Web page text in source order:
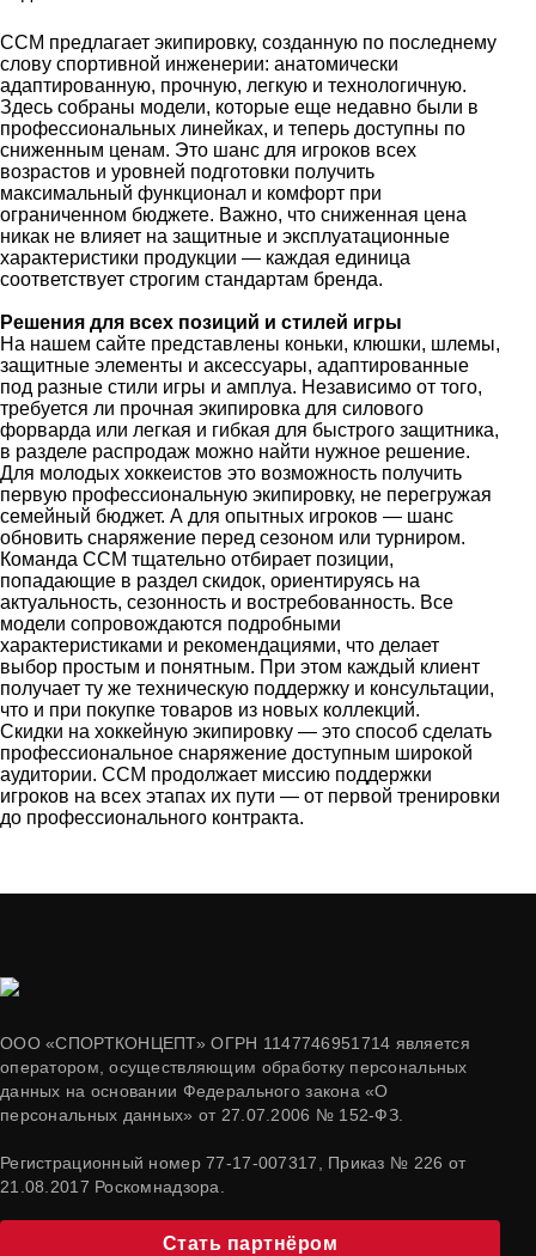
CCM предлагает экипировку, созданную по последнему
слову спортивной инженерии: анатомически
адаптированную, прочную, легкую и технологичную.
Здесь собраны модели, которые еще недавно были в
профессиональных линейках, и теперь доступны по
сниженным ценам. Это шанс для игроков всех
возрастов и уровней подготовки получить
максимальный функционал и комфорт при
ограниченном бюджете. Важно, что сниженная цена
никак не влияет на защитные и эксплуатационные
характеристики продукции — каждая единица
соответствует строгим стандартам бренда.
Решения для всех позиций и стилей игры
На нашем сайте представлены коньки, клюшки, шлемы,
защитные элементы и аксессуары, адаптированные
под разные стили игры и амплуа. Независимо от того,
требуется ли прочная экипировка для силового
форварда или легкая и гибкая для быстрого защитника,
в разделе распродаж можно найти нужное решение.
Для молодых хоккеистов это возможность получить
первую профессиональную экипировку, не перегружая
семейный бюджет. А для опытных игроков — шанс
обновить снаряжение перед сезоном или турниром.
Команда CCM тщательно отбирает позиции,
попадающие в раздел скидок, ориентируясь на
актуальность, сезонность и востребованность. Все
модели сопровождаются подробными
характеристиками и рекомендациями, что делает
выбор простым и понятным. При этом каждый клиент
получает ту же техническую поддержку и консультации,
что и при покупке товаров из новых коллекций.
Скидки на хоккейную экипировку — это способ сделать
профессиональное снаряжение доступным широкой
аудитории. CCM продолжает миссию поддержки
игроков на всех этапах их пути — от первой тренировки
до профессионального контракта.
ООО «СПОРТКОНЦЕПТ» ОГРН 1147746951714 является
оператором, осуществляющим обработку персональных
данных на основании Федерального закона «О
персональных данных» от 27.07.2006 № 152-ФЗ.
Регистрационный номер 77-17-007317, Приказ № 226 от
21.08.2017 Роскомнадзора.
Стать партнёром